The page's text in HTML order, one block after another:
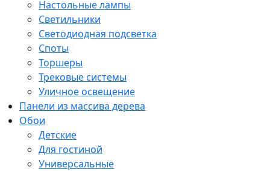
Настольные лампы
Светильники
Светодиодная подсветка
Споты
Торшеры
Трековые системы
Уличное освещение
Панели из массива дерева
Обои
Детские
Для гостиной
Универсальные